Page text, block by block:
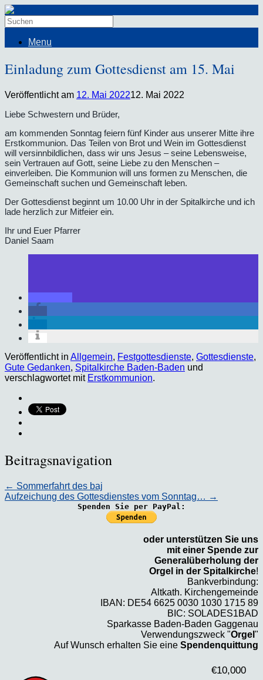
Menu
Einladung zum Gottesdienst am 15. Mai
Veröffentlicht am 12. Mai 202212. Mai 2022
Liebe Schwestern und Brüder,
am kommenden Sonntag feiern fünf Kinder aus unserer Mitte ihre
Erstkommunion. Das Teilen von Brot und Wein im Gottesdienst
will versinnbildlichen, dass wir uns Jesus – seine Lebensweise,
sein Vertrauen auf Gott, seine Liebe zu den Menschen –
einverleiben. Die Kommunion will uns formen zu Menschen, die
Gemeinschaft suchen und Gemeinschaft leben.
Der Gottesdienst beginnt um 10.00 Uhr in der Spitalkirche und ich
lade herzlich zur Mitfeier ein.
Ihr und Euer Pfarrer
Daniel Saam
Veröffentlicht in Allgemein, Festgottesdienste, Gottesdienste,
Gute Gedanken, Spitalkirche Baden-Baden und
verschlagwortet mit Erstkommunion.
Beitragsnavigation
← Sommerfahrt des baj
Aufzeichung des Gottesdienstes vom Sonntag… →
Spenden Sie per PayPal:
oder unterstützen Sie uns
mit einer Spende zur
Generalüberholung der
Orgel in der Spitalkirche!
Bankverbindung:
Altkath. Kirchengemeinde
IBAN: DE54 6625 0030 1030 1715 89
BIC: SOLADES1BAD
Sparkasse Baden-Baden Gaggenau
Verwendungszweck "Orgel "
Auf Wunsch erhalten Sie eine Spendenquittung
€10,000